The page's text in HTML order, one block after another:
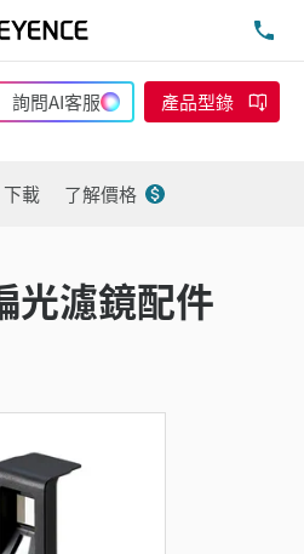
詢問AI客服 產品型錄
下載 了解價格
光濾鏡配件